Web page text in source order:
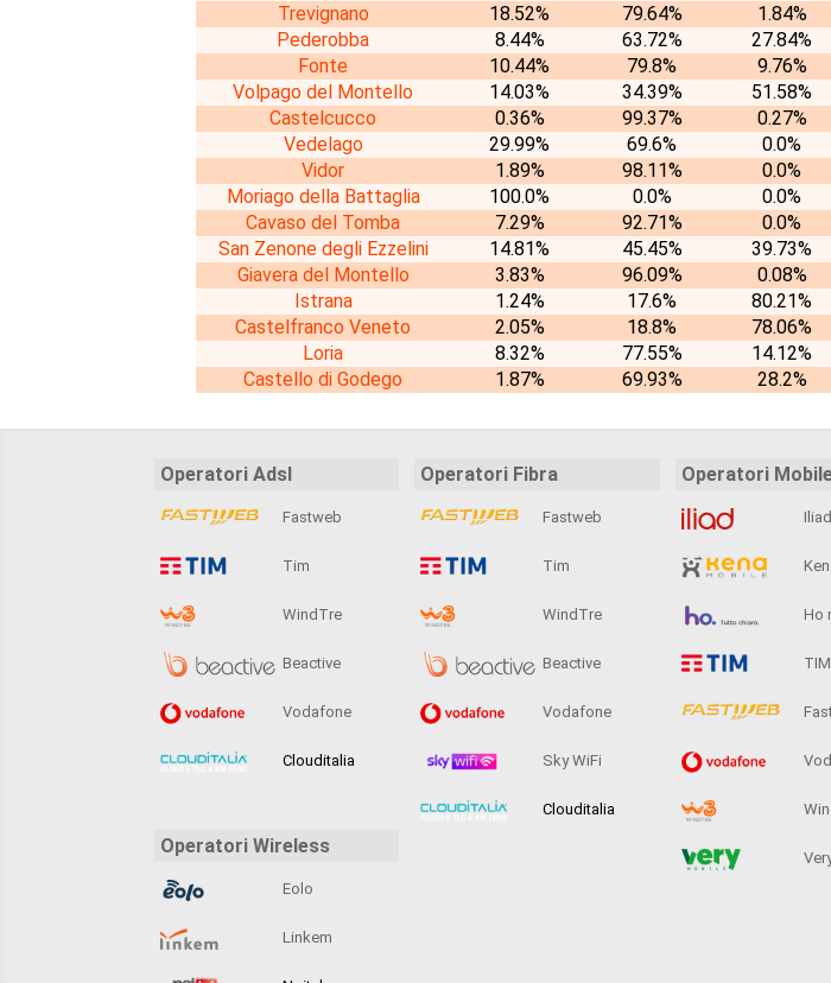
Trevignano
18.52% 79.64% 1.84%
Pederobba
8.44% 63.72% 27.84%
Fonte
10.44% 79.8% 9.76%
Volpago del Montello
14.03% 34.39% 51.58%
Castelcucco
0.36% 99.37% 0.27%
Vedelago
29.99% 69.6% 0.0%
Vidor
1.89% 98.11% 0.0%
Moriago della Battaglia
100.0% 0.0% 0.0%
Cavaso del Tomba
7.29% 92.71% 0.0%
San Zenone degli Ezzelini
14.81% 45.45% 39.73%
Giavera del Montello
3.83% 96.09% 0.08%
Istrana
1.24% 17.6% 80.21%
Castelfranco Veneto
2.05% 18.8% 78.06%
Loria
8.32% 77.55% 14.12%
Castello di Godego
1.87% 69.93% 28.2%
Operatori Adsl
Fastweb
Tim
WindTre
Beactive
Vodafone
Clouditalia
Operatori Wireless
Eolo
Linkem
Operatori Fibra
Fastweb
Tim
WindTre
Beactive
Vodafone
Sky WiFi
Clouditalia
Operatori
Iliad
Ho
TIM